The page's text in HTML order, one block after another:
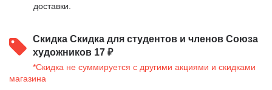
доставки.
Скидка Скидка для студентов и членов Союза
художников 17 ₽
*Скидка не суммируется с другими акциями и скидками
магазина